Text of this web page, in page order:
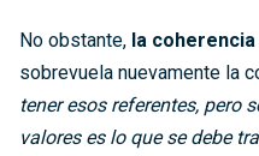
No obstante, la
sobrevuela nuevamente la
tener esos referentes, pero
valores es lo que se debe